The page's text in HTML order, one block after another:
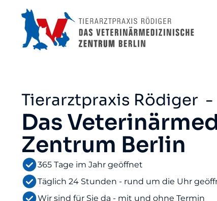
Tierarztpraxis Rödiger -
Das
Zentrum Berlin
365 Tage im Jahr geöffnet
Täglich 24 Stunden - rund um die Uhr
Wir sind für Sie da - mit und ohne Termin